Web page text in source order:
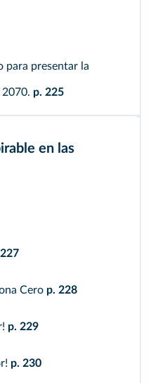
para presentar la
p. 225
en las
Cero p. 228
p. 229
p. 230